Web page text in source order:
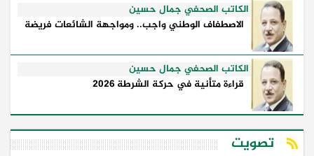
الكاتب الصحفي جمال حسين
الاصطفاف الوطني واجب.. ومواجهة الشائعات فريضة
الكاتب الصحفي جمال حسين
قراءة متأنية في حركة الشرطة 2026
تصويت